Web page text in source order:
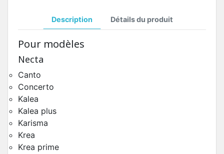
Description Détails du produit
Pour modèles
Necta
Canto
Concerto
Kalea
Kalea plus
Karisma
Krea
Krea prime